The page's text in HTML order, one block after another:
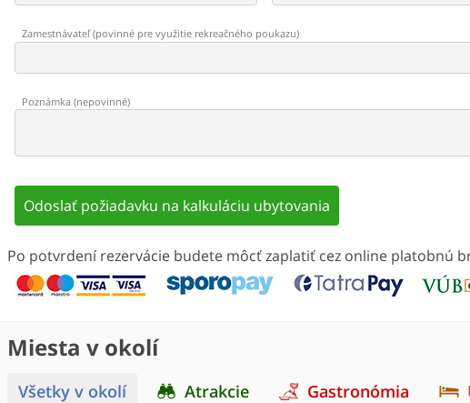
Zamestnávateľ(povinné pre využitie rekreačného poukazu)
Poznámka (nepovinné)
Odoslať požiadavku na kalkuláciu ubytovania
Po potvrdení rezervácie budete môcť zaplatiť cez online platobnú
Miesta v okolí
Všetky v okolí Atrakcie Gastronómia